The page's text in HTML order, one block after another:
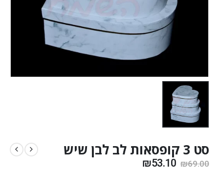
סט 3 קופסאות לב לבן שיש
₪69.00
₪53.10